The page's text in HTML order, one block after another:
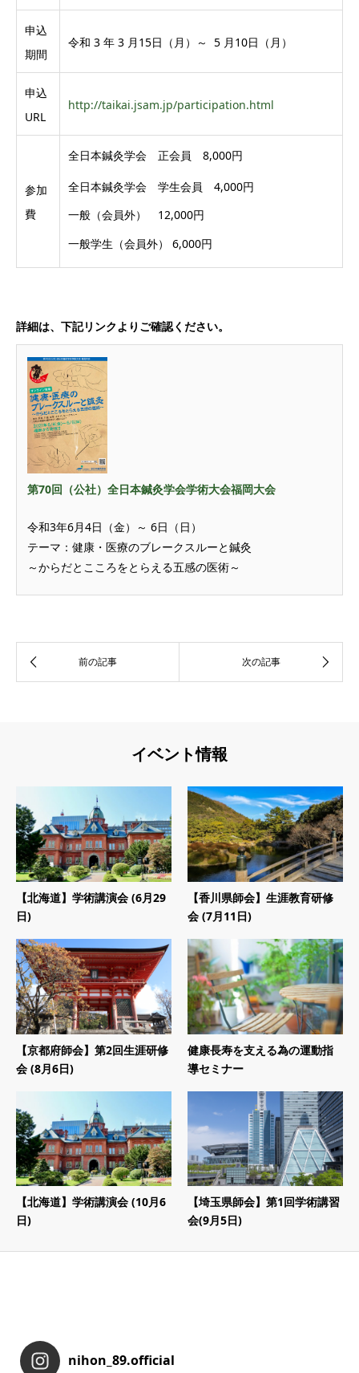
申込
期間
令和 3 年 3 月15日（月）～ 5 月10日（月）
申込
URL
http://taikai.jsam.jp/participation.html
参加
費
全日本鍼灸学会 正会員 8,000円
全日本鍼灸学会 学生会員 4,000円
一般（会員外） 12,000円
一般学生（会員外） 6,000円
詳細は、下記リンクよりご確認ください。
第70回（公社）全日本鍼灸学会学術大会福岡大会
令和3年6月4日（金）～ 6日（日）
テーマ：健康・医療のブレークスルーと鍼灸
～からだとこころをとらえる五感の医術～
イベント情報
【北海道】学術講演会 (6月29
日)
【香川県師会】生涯教育研修
会 (7月11日)
【京都府師会】第2回生涯研修
会 (8月6日)
健康長寿を支える為の運動指
導セミナー
【北海道】学術講演会 (10月6
日)
【埼玉県師会】第1回学術講習
会(9月5日)
nihon_89.official